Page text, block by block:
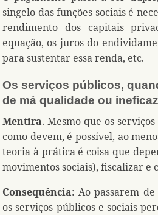
singelo das funções sociais é
rendimento dos capitais
equação, os juros do
para sustentar essa renda, etc.
Os serviços públicos,
de má qualidade ou
Mentira. Mesmo que os
como devem, é possível, ao
teoria à prática é coisa que
movimentos sociais), fiscalizar e
Consequência: Ao passarem
os serviços públicos e sociais